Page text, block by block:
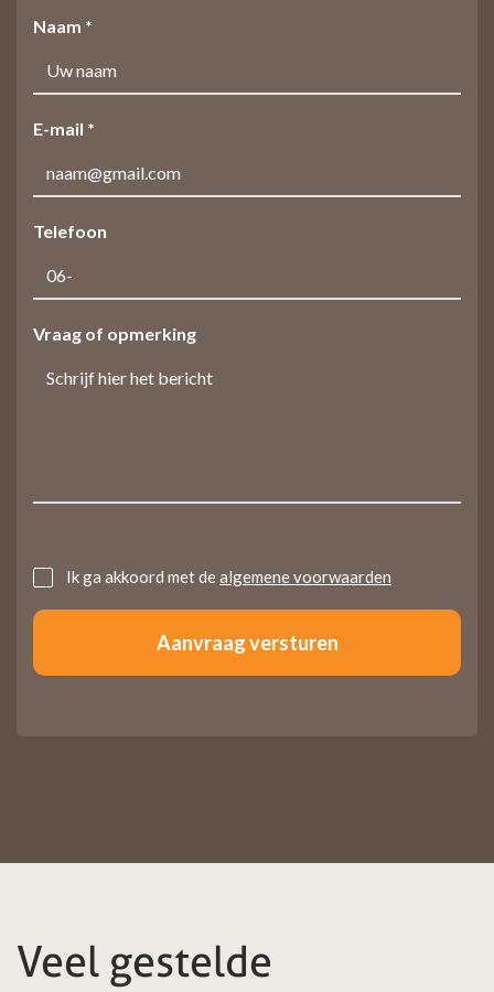
Naam *
E-mail *
Telefoon
Vraag of opmerking
UntitledIk ga akkoord met dealgemene voorwaarden
Veel gestelde